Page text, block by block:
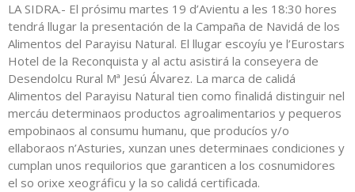
LA SIDRA.- El prósimu martes 19 d’Avientu a les 18:30 hores
tendrá llugar la presentación de la Campaña de Navidá de los
Alimentos del Parayisu Natural. El llugar escoyíu ye l’Eurostars
Hotel de la Reconquista y al actu asistirá la conseyera de
Desendolcu Rural Mª Jesú Álvarez. La marca de calidá
Alimentos del Parayisu Natural tien como finalidá distinguir nel
mercáu determinaos productos agroalimentarios y pequeros
empobinaos al consumu humanu, que producíos y/o
ellaboraos n’Asturies, xunzan unes determinaes condiciones y
cumplan unos requilorios que garanticen a los cosnumidores
el so orixe xeográficu y la so calidá certificada.